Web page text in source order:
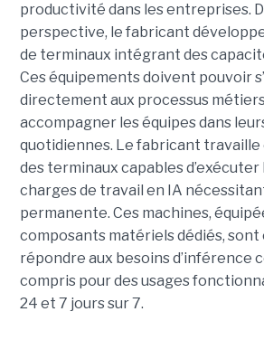
productivité dans les entreprises.
perspective, le fabricant
de terminaux intégrant des
Ces équipements doivent pouvoir
directement aux processus
accompagner les équipes dans
quotidiennes. Le fabricant
des terminaux capables
charges de travail en IA
permanente. Ces machines,
composants matériels dédiés, sont
répondre aux besoins d’inférence
compris pour des usages
24 et 7 jours sur 7.